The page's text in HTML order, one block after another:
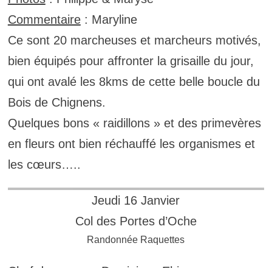
Commentaire: Maryline
Ce sont 20 marcheuses et marcheurs motivés,
bien équipés pour affronter la grisaille du jour,
qui ont avalé les 8kms de cette belle boucle du
Bois de Chignens.
Quelques bons « raidillons » et des primevères
en fleurs ont bien réchauffé les organismes et
les cœurs…..
Jeudi 16 Janvier
Col des Portes d’Oche
Randonnée Raquettes